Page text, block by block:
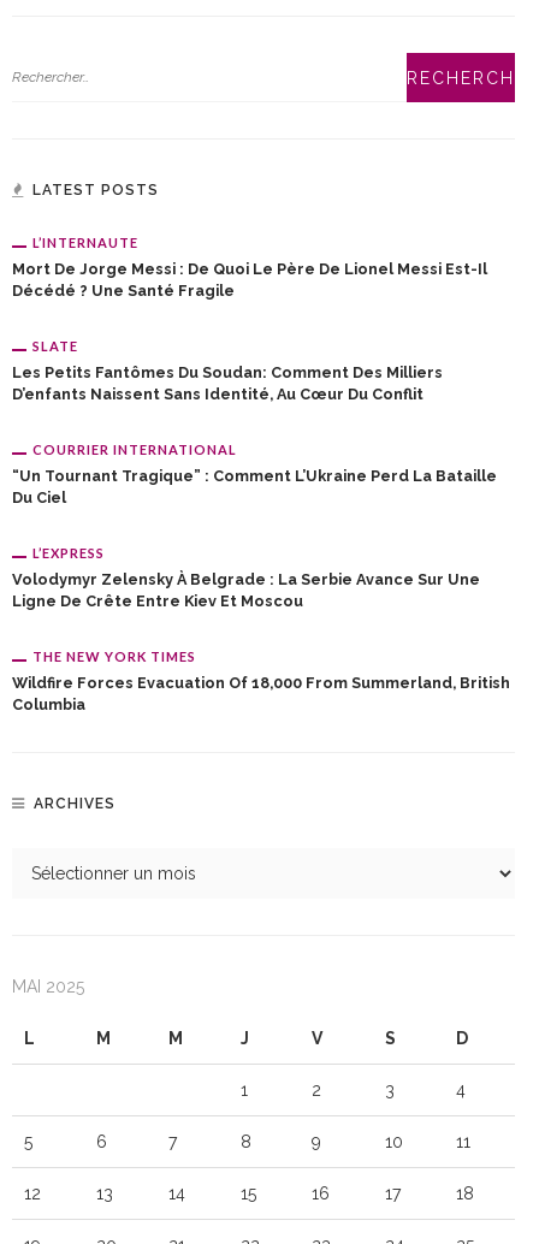
LATEST POSTS
L’INTERNAUTE
Mort De Jorge Messi : De Quoi Le Père De Lionel Messi Est-Il
Décédé ? Une Santé Fragile
SLATE
Les Petits Fantômes Du Soudan: Comment Des Milliers
D’enfants Naissent Sans Identité, Au Cœur Du Conflit
COURRIER INTERNATIONAL
“Un Tournant Tragique” : Comment L’Ukraine Perd La Bataille
Du Ciel
L’EXPRESS
Volodymyr Zelensky À Belgrade : La Serbie Avance Sur Une
Ligne De Crête Entre Kiev Et Moscou
THE NEW YORK TIMES
Wildfire Forces Evacuation Of 18,000 From Summerland, British
Columbia
ARCHIVES
MAI 2025
L M M J V S D
1 2 3 4
5 6 7 8 9 10 11
12 13 14 15 16 17 18